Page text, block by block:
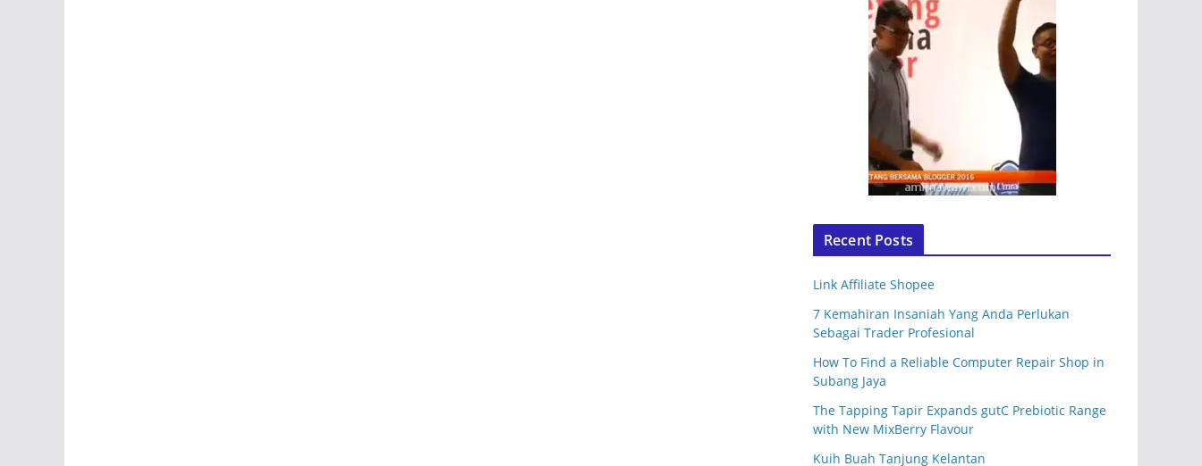
Recent Posts
Link Affiliate Shopee
7 Kemahiran Insaniah Yang Anda Perlukan
Sebagai Trader Profesional
How To Find a Reliable Computer Repair Shop in
Subang Jaya
The Tapping Tapir Expands gutC Prebiotic Range
with New MixBerry Flavour
Kuih Buah Tanjung Kelantan